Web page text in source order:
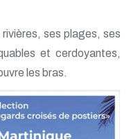
ses plages, ses
et cerdoyantes,
les bras.